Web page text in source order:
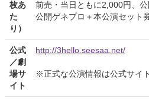
枚あ
た
り）
前売・当日ともに2,000円、
公開ゲネプロ＋本公演セット
公式
／劇
場サ
イト
http://3hello.seesaa.net/
※正式な公演情報は公式サイ